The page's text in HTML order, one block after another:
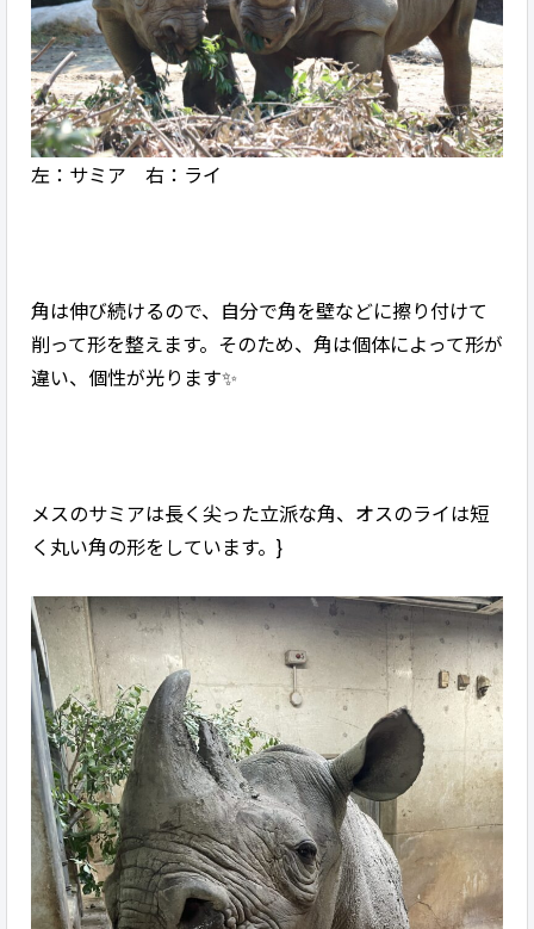
左：サミア 右：ライ
角は伸び続けるので、自分で角を壁などに擦り付けて
削って形を整えます。そのため、角は個体によって形が
違い、個性が光ります✨
メスのサミアは長く尖った立派な角、オスのライは短
く丸い角の形をしています。}